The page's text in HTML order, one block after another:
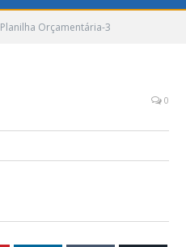
Planilha Orçamentária-3
0